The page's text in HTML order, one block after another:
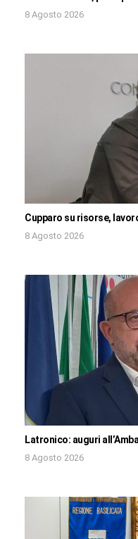
8 Agosto 2026
Cupparo su risorse,
8 Agosto 2026
Latronico: auguri
8 Agosto 2026